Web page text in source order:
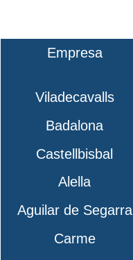
Empresa
Viladecavalls
Badalona
Castellbisbal
Alella
Aguilar de Segarra
Carme